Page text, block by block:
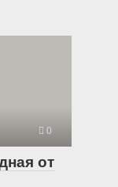
0
от